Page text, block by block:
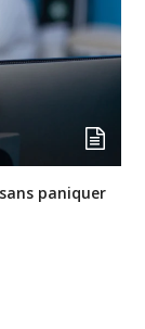
paniquer